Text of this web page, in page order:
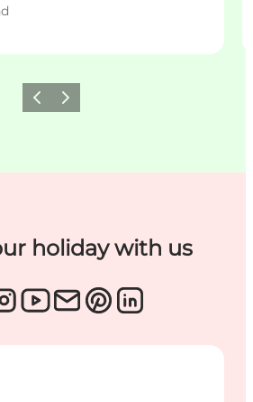
ZurückWeiter
holiday with us